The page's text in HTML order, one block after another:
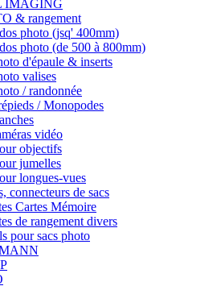
IMAGING
& rangement
photo (jsq' 400mm)
photo (de 500 à 800mm)
d'épaule & inserts
valises
/ randonnée
/ Monopodes
vidéo
objectifs
jumelles
longues-vues
connecteurs de sacs
Cartes Mémoire
de rangement divers
pour sacs photo